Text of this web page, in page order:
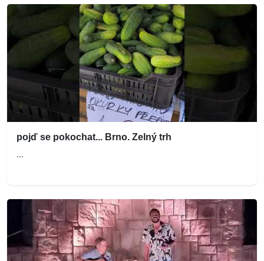
pojď se pokochat... Brno. Zelný trh
...